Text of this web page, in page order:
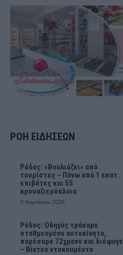
ΡΟΗ ΕΙΔΗΣΕΩΝ
Ρόδος: «Βουλιάζει» από
τουρίστες – Πάνω από 1 εκατ.
επιβάτες και 55
κρουαζιερόπλοια
9 Αυγούστου, 2026
Ρόδος: Οδηγός τράκαρε
σταθμευμένο αυτοκίνητο,
παρέσυρε 72χρονο και διέφυγε
– Βίντεο ντοκουμέντο